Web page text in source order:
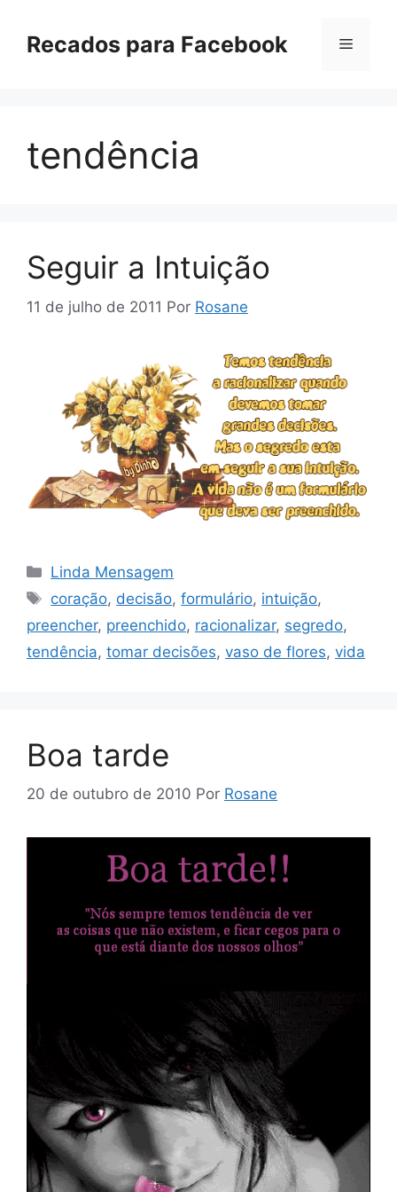
paraRecados para Facebook Menu
tendência
Seguir a Intuição
11 de julho de 2011 Por Rosane
Categorias
Linda Mensagem
Tags
coração, decisão,formulário, intuição,
preencher, preenchido, racionalizar, segredo,
tendência, tomar decisões, vaso de flores, vida
Boa tarde
20 de outubro de 2010 Por Rosane